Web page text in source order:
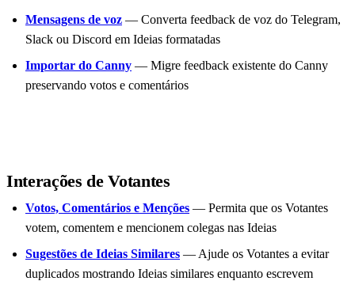
Mensagens de voz — Converta feedback de voz do Telegram,
Slack ou Discord em Ideias formatadas
Importar do Canny — Migre feedback existente do Canny
preservando votos e comentários
Interações de Votantes
Votos, Comentários e Menções — Permita que os Votantes
votem, comentem e mencionem colegas nas Ideias
Sugestões de Ideias Similares — Ajude os Votantes a evitar
duplicados mostrando Ideias similares enquanto escrevem